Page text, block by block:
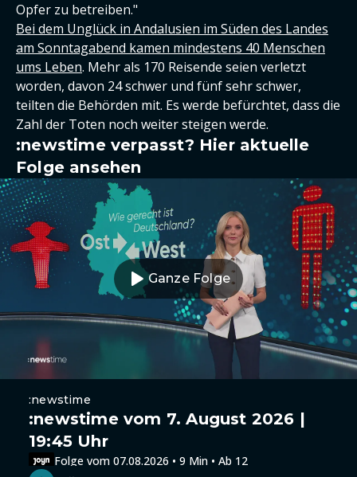
Opfer zu betreiben."
Bei dem Unglück in Andalusien im Süden des Landes
am Sonntagabend kamen mindestens 40 Menschen
ums Leben. Mehr als 170 Reisende seien verletzt
worden, davon 24 schwer und fünf sehr schwer,
teilten die Behörden mit. Es werde befürchtet, dass die
Zahl der Toten noch weiter steigen werde.
:newstime verpasst? Hier aktuelle
Folge ansehen
Ganze Folge
:newstime
:newstime vom 7. August 2026 |
19:45 Uhr
Folge vom 07.08.2026 • 9 Min • Ab 12